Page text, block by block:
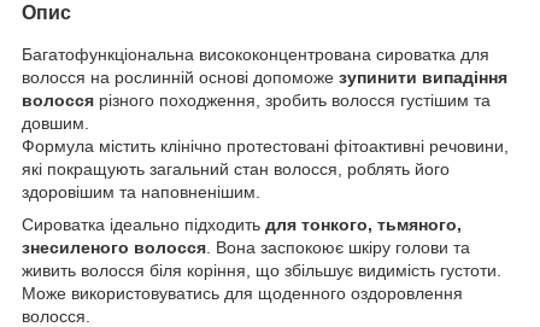
Опис
Багатофункціональна висококонцентрована сироватка для
волосся на рослинній основі допоможе зупинити випадіння
волосся різного походження, зробить волосся густішим та
довшим.
Формула містить клінічно протестовані фітоактивні речовини,
які покращують загальний стан волосся, роблять його
здоровішим та наповненішим.
Сироватка ідеально підходить для тонкого, тьмяного,
знесиленого волосся . Вона заспокоює шкіру голови та
живить волосся біля коріння, що збільшує видимість густоти.
Може використовуватись для щоденного оздоровлення
волосся.